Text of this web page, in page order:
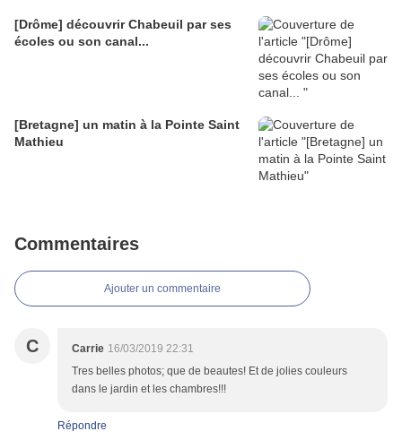
[Drôme] découvrir Chabeuil par ses
écoles ou son canal...
[Bretagne] un matin à la Pointe Saint
Mathieu
Commentaires
Ajouter un commentaire
C Carrie 16/03/2019 22:31
Tres belles photos; que de beautes! Et de jolies couleurs
dans le jardin et les chambres!!!
Répondre